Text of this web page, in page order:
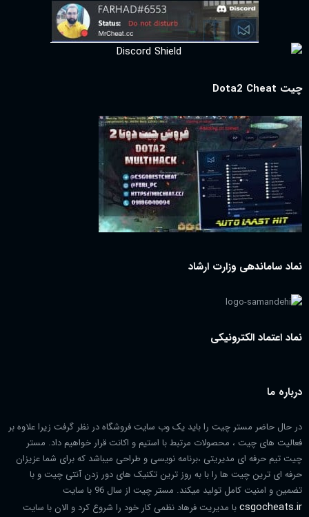
چیت Dota2 Cheat
نماد ساماندهی وزارت ارشاد
نماد اعتماد الکترونیکی
درباره ما
در حال حاضر مستر چیت را باید یک وب سایت فروشگاه در نظر گرفت زیرا علاوه بر
فعالیت های چیت ، محصولات مرتبط با استیم و اکانت قرار خواهیم داد. مستر
چیت تیم حرفه ای مدیریتی ،برنامه نویسی و طراحی میباشد که برای شما عزیزان
حرفه ای ترین چیت ها را با به روز ترین تکنیک های دور زدن آنتی چیت و با
تضمین و امنیت کامل تولید میکند. مستر چیت از سال 96 با سایت
csgocheats.irبا مدیریت فرهاد نظمی کار خود را شروع کرد و الان با سایت